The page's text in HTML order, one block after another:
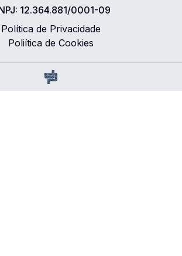
12.364.881/0001-09
Política de Privacidade
Poliítica de Cookies